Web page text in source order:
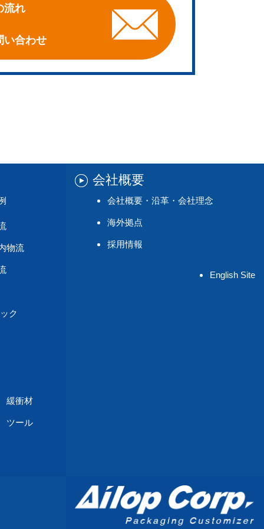
流れ
い合わせ
物流
ク
緩衝材
ツール
会社概要
会社概要・沿革・会社理念
海外拠点
採用情報
English Site